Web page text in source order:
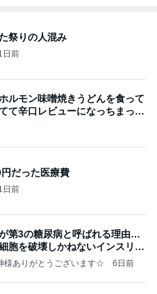
祭りの人混み
日前
ルモン味噌焼きうどんを食って
て辛口レビューになっちまった
だった医療費
日前
第3の糖尿病と呼ばれる理由…
胞を破壊しかねないインスリン
ありがとうございます☆ 6日前